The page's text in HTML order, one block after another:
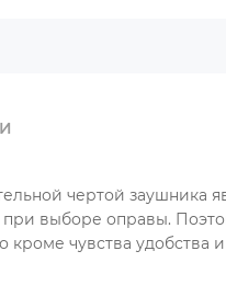
чертой заушника
выборе оправы.
чувства удобства и